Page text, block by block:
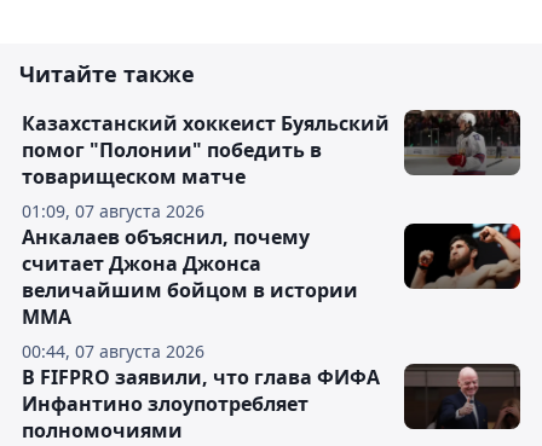
Читайте также
01:09, 07 августа 2026
Казахстанский хоккеист Буяльский
помог "Полонии" победить в
товарищеском матче
00:44, 07 августа 2026
Анкалаев объяснил, почему
считает Джона Джонса
величайшим бойцом в истории
ММА
В FIFPRO заявили, что глава ФИФА
Инфантино злоупотребляет
полномочиями